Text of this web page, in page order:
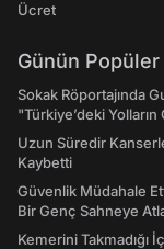
Ücret
Günün Popüler
Sokak Röportajında
"Türkiye’deki
Uzun Süredir
Kaybetti
Güvenlik Müdahale
Bir Genç Sahneye
Kemerini Takmadığı